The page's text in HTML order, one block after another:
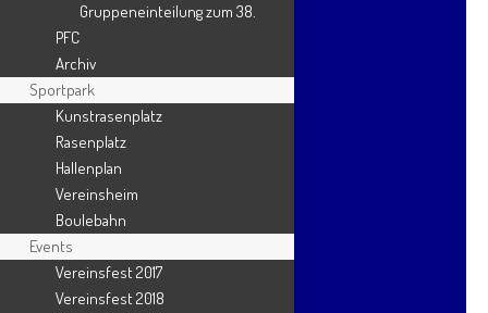
März 2025
Februar 2025
Januar 2025
Dezember 2024
November 2024
Oktober 2024
September 2024
August 2024
Gruppeneinteilung zum 38.
PFC
Archiv
Sportpark
Kunstrasenplatz
Rasenplatz
Hallenplan
Vereinsheim
Boulebahn
Events
Vereinsfest 2017
Vereinsfest 2018